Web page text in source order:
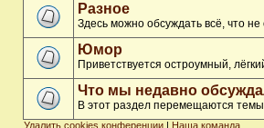
Разное
Здесь можно обсуждать всё, что
Юмор
Приветствуется остроумный,
Что мы недавно
В этот раздел перемещаются
Удалить cookies конференции | Наша команда